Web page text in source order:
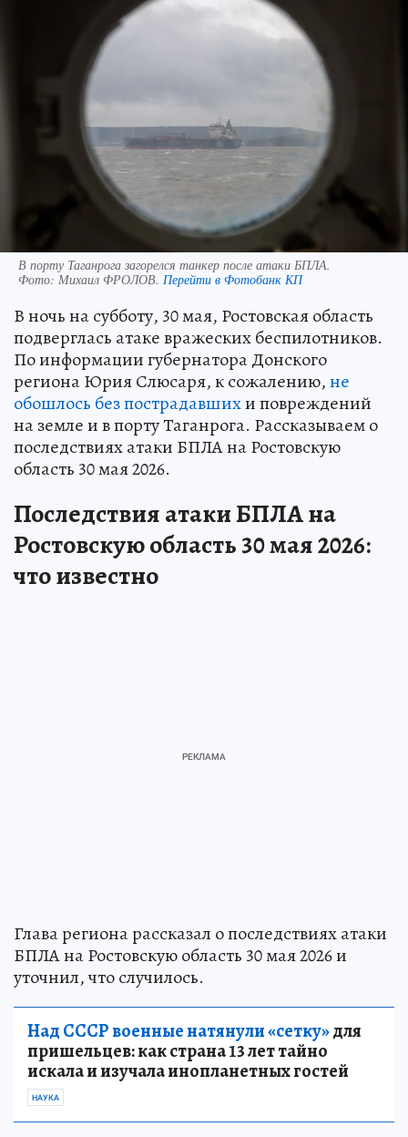
В порту Таганрога загорелся танкер после атаки БПЛА.
Фото: Михаил ФРОЛОВ. Перейти в Фотобанк КП
В ночь на субботу, 30 мая, Ростовская область
подверглась атаке вражеских беспилотников.
По информации губернатора Донского
региона Юрия Слюсаря, к сожалению,не
обошлось без пострадавшихи повреждений
на земле и в порту Таганрога. Рассказываем о
последствиях атаки БПЛА на Ростовскую
область 30 мая 2026.
Последствия атаки БПЛА на
Ростовскую область 30 мая 2026:
что известно
Глава региона рассказал о последствиях атаки
БПЛА на Ростовскую область 30 мая 2026 и
уточнил, что случилось.
Над СССР военные натянули «сетку»для
пришельцев: как страна 13 лет тайно
искала и изучала инопланетных гостей
НАУКА